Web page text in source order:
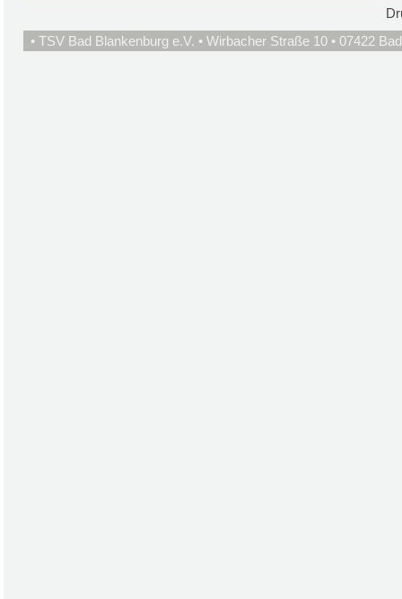
• TSV Bad Blankenburg e.V. • Wirbacher Straße 10 • 07422